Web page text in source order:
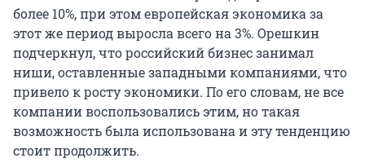
более 10%, при этом европейская экономика за
этот же период выросла всего на 3%. Орешкин
подчеркнул, что российский бизнес занимал
ниши, оставленные западными компаниями, что
привело к росту экономики. По его словам, не все
компании воспользовались этим, но такая
возможность была использована и эту тенденцию
стоит продолжить.